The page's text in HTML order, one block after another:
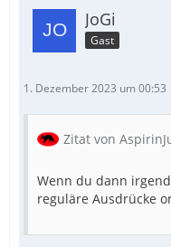
JoGi
Gast
1. Dezember 2023 um 00:53
Zitat von
Wenn du dann
reguläre Ausdrücke